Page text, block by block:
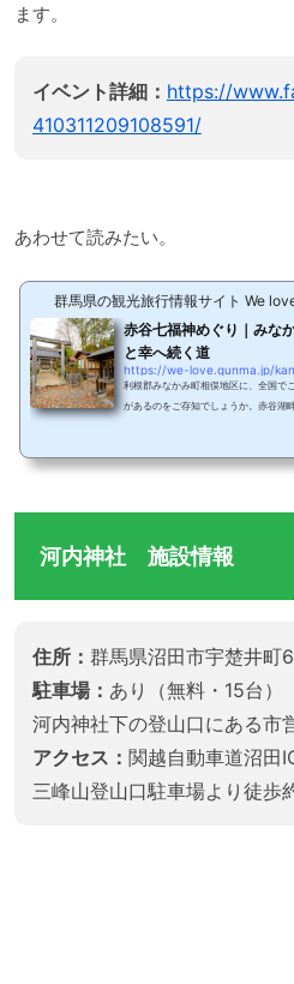
ます。
イベント詳細： https://
410311209108591/
あわせて読みたい。
群馬県の観光旅行情報サイト We
赤谷七福神めぐり｜みな
と幸へ続く道
https://we-love.gunma.jp/
利根郡みなかみ町相俣地区に、全国で
があるのをご存知でしょうか。赤谷湖
とは？© https://sarugakyo-navi.jp/
河内神社 施設情報
住所： 群馬県沼田市宇楚井町
駐車場： あり（無料・15台）
河内神社下の登山口にある市
アクセス： 関越自動車道沼田
三峰山登山口駐車場より徒歩